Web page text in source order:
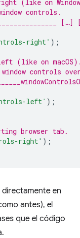
(like on
controls.
right' );
(like on
controls
left' );
browser tab.
right' );
en
antes), el
que el código